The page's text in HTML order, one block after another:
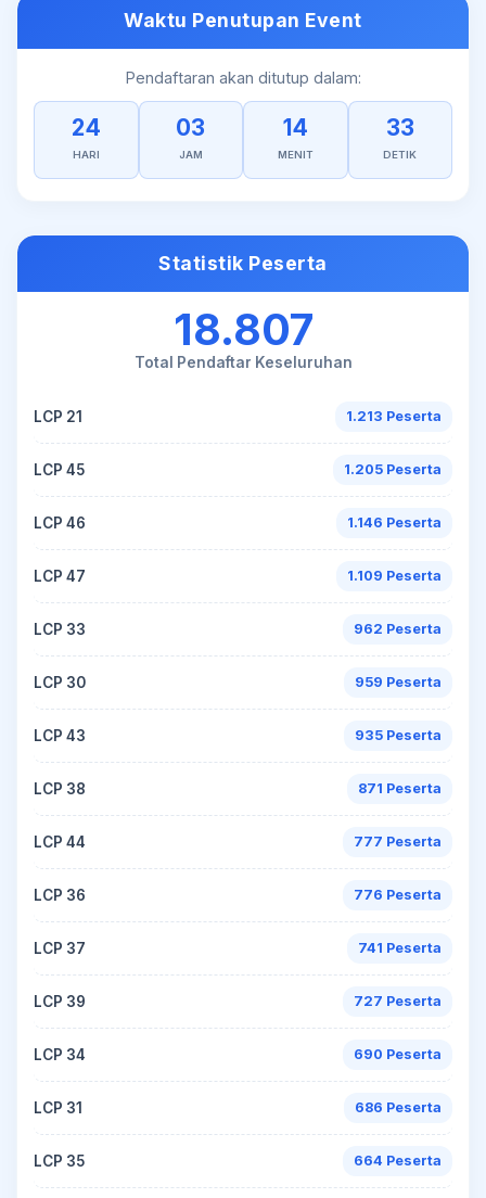
Waktu Penutupan Event
Pendaftaran akan ditutup dalam:
24
HARI
03
JAM
14
MENIT
33
DETIK
Statistik Peserta
18.807
Total Pendaftar Keseluruhan
LCP 21 1.213 Peserta
LCP 45 1.205 Peserta
LCP 46 1.146 Peserta
LCP 47 1.109 Peserta
LCP 33 962 Peserta
LCP 30 959 Peserta
LCP 43 935 Peserta
LCP 38 871 Peserta
LCP 44 777 Peserta
LCP 36 776 Peserta
LCP 37 741 Peserta
LCP 39 727 Peserta
LCP 34 690 Peserta
LCP 31 686 Peserta
LCP 35 664 Peserta